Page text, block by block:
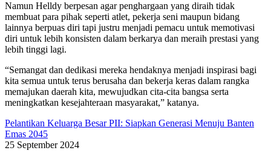
Namun Helldy berpesan agar penghargaan yang diraih tidak
membuat para pihak seperti atlet, pekerja seni maupun bidang
lainnya berpuas diri tapi justru menjadi pemacu untuk memotivasi
diri untuk lebih konsisten dalam berkarya dan meraih prestasi yang
lebih tinggi lagi.
“Semangat dan dedikasi mereka hendaknya menjadi inspirasi bagi
kita semua untuk terus berusaha dan bekerja keras dalam rangka
memajukan daerah kita, mewujudkan cita-cita bangsa serta
meningkatkan kesejahteraan masyarakat,” katanya.
Pelantikan Keluarga Besar PII: Siapkan Generasi Menuju Banten
Emas 2045
25 September 2024